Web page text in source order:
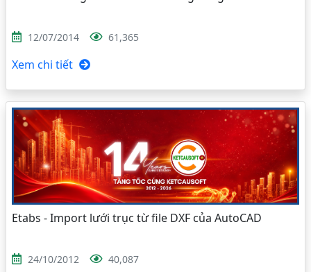
12/07/2014 61,365
Xem chi tiết
Etabs - Import lưới trục từ file DXF của AutoCAD
24/10/2012 40,087